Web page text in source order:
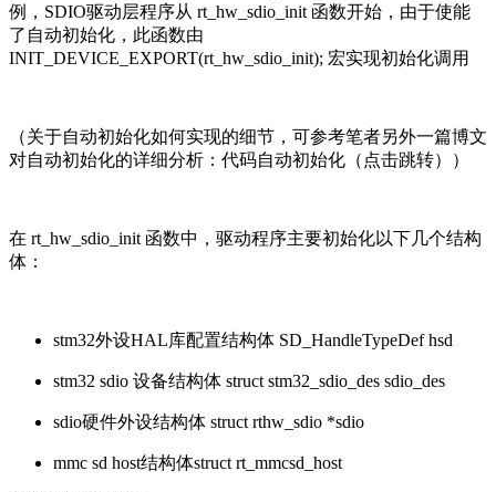
例，SDIO驱动层程序从 rt_hw_sdio_init 函数开始，由于使能
了自动初始化，此函数由
INIT_DEVICE_EXPORT(rt_hw_sdio_init); 宏实现初始化调用
（关于自动初始化如何实现的细节，可参考笔者另外一篇博文
对自动初始化的详细分析：代码自动初始化（点击跳转））
在 rt_hw_sdio_init 函数中，驱动程序主要初始化以下几个结构
体：
stm32外设HAL库配置结构体 SD_HandleTypeDef hsd
stm32 sdio 设备结构体 struct stm32_sdio_des sdio_des
sdio硬件外设结构体 struct rthw_sdio *sdio
mmc sd host结构体struct rt_mmcsd_host